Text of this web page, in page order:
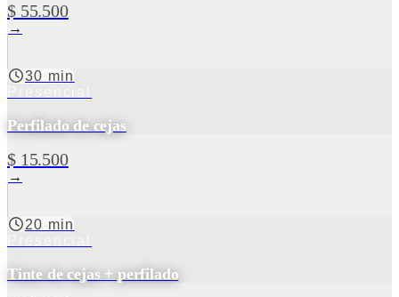
$ 55.500
→
30 min
Perfilado de cejas
$ 15.500
→
20 min
Tinte de cejas + perfilado